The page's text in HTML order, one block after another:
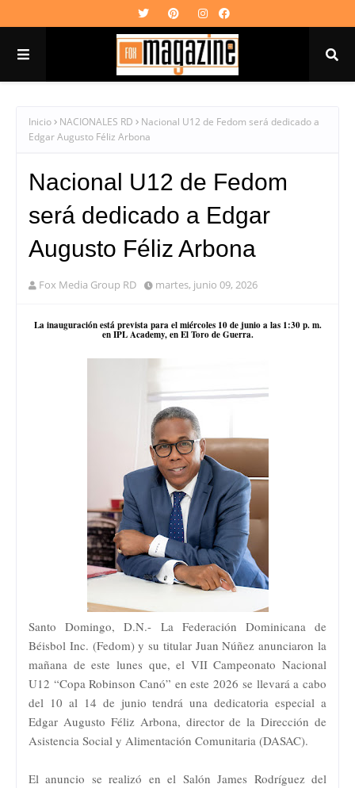
Inicio NACIONALES RD
Nacional U12 de Fedom será dedicado a
Edgar Augusto Féliz Arbona
Nacional U12 de Fedom
será dedicado a Edgar
Augusto Féliz Arbona
Fox Media Group RD martes, junio 09, 2026
La inauguración está prevista para el miércoles 10 de junio a las 1:30 p. m.
en IPL Academy, en El Toro de Guerra.
Santo Domingo, D.N.- La Federación Dominicana de
Béisbol Inc. (Fedom) y su titular Juan Núñez anunciaron la
mañana de este lunes que, el VII Campeonato Nacional
U12 “Copa Robinson Canó” en este 2026 se llevará a cabo
del 10 al 14 de junio tendrá una dedicatoria especial a
Edgar Augusto Féliz Arbona, director de la Dirección de
Asistencia Social y Alimentación Comunitaria (DASAC).
El anuncio se realizó en el Salón James Rodríguez del